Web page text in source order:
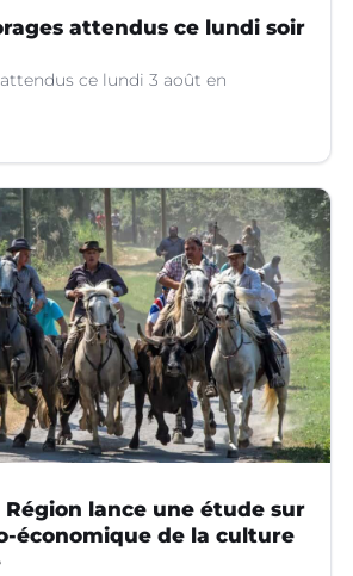
attendus ce lundi soir
ce lundi 3 août en
Région lance une étude sur
économique de la culture